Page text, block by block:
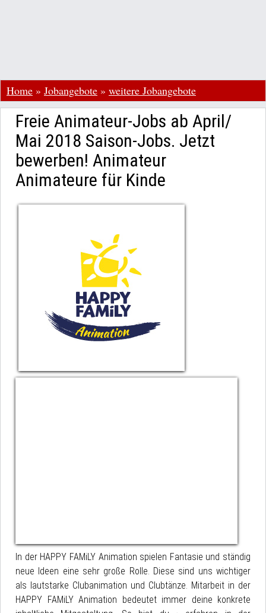
Home » Jobangebote » weitere Jobangebote
Freie Animateur-Jobs ab April/
Mai 2018 Saison-Jobs. Jetzt
bewerben! Animateur
Animateure für Kinde
In der HAPPY FAMiLY Animation spielen Fantasie und ständig
neue Ideen eine sehr große Rolle. Diese sind uns wichtiger
als lautstarke Clubanimation und Clubtänze. Mitarbeit in der
HAPPY FAMiLY Animation bedeutet immer deine konkrete